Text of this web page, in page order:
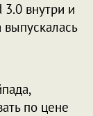
внутри и
по цене